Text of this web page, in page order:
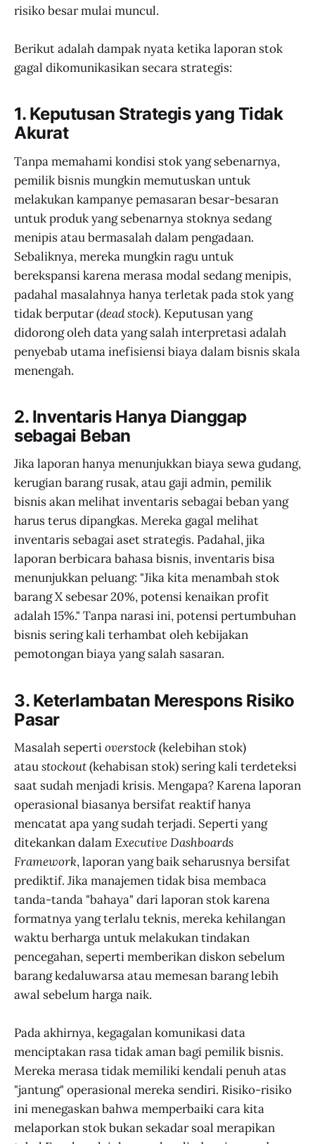
risiko besar mulai muncul.
Berikut adalah dampak nyata ketika laporan stok
gagal dikomunikasikan secara strategis:
1. Keputusan Strategis yang Tidak
Akurat
Tanpa memahami kondisi stok yang sebenarnya,
pemilik bisnis mungkin memutuskan untuk
melakukan kampanye pemasaran besar-besaran
untuk produk yang sebenarnya stoknya sedang
menipis atau bermasalah dalam pengadaan.
Sebaliknya, mereka mungkin ragu untuk
berekspansi karena merasa modal sedang menipis,
padahal masalahnya hanya terletak pada stok yang
tidak berputar (dead stock). Keputusan yang
didorong oleh data yang salah interpretasi adalah
penyebab utama inefisiensi biaya dalam bisnis skala
menengah.
2. Inventaris Hanya Dianggap
sebagai Beban
Jika laporan hanya menunjukkan biaya sewa gudang,
kerugian barang rusak, atau gaji admin, pemilik
bisnis akan melihat inventaris sebagai beban yang
harus terus dipangkas. Mereka gagal melihat
inventaris sebagai aset strategis. Padahal, jika
laporan berbicara bahasa bisnis, inventaris bisa
menunjukkan peluang: "Jika kita menambah stok
barang X sebesar 20%, potensi kenaikan profit
adalah 15%." Tanpa narasi ini, potensi pertumbuhan
bisnis sering kali terhambat oleh kebijakan
pemotongan biaya yang salah sasaran.
3. Keterlambatan Merespons Risiko
Pasar
Masalah sepertioverstock(kelebihan stok)
ataustockout(kehabisan stok) sering kali terdeteksi
saat sudah menjadi krisis. Mengapa? Karena laporan
operasional biasanya bersifat reaktif hanya
mencatat apa yang sudah terjadi. Seperti yang
ditekankan dalamExecutive Dashboards
Framework, laporan yang baik seharusnya bersifat
prediktif. Jika manajemen tidak bisa membaca
tanda-tanda "bahaya" dari laporan stok karena
formatnya yang terlalu teknis, mereka kehilangan
waktu berharga untuk melakukan tindakan
pencegahan, seperti memberikan diskon sebelum
barang kedaluwarsa atau memesan barang lebih
awal sebelum harga naik.
Pada akhirnya, kegagalan komunikasi data
menciptakan rasa tidak aman bagi pemilik bisnis.
Mereka merasa tidak memiliki kendali penuh atas
"jantung" operasional mereka sendiri. Risiko-risiko
ini menegaskan bahwa memperbaiki cara kita
melaporkan stok bukan sekadar soal merapikan